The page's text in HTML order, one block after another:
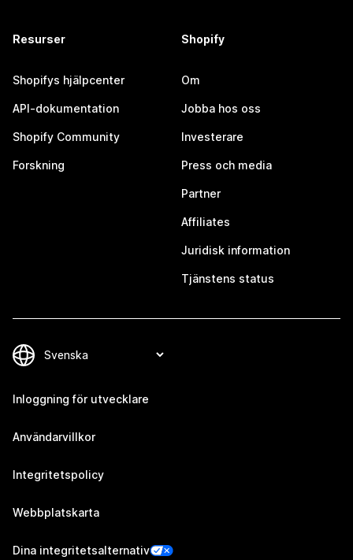
Resurser
Shopifys hjälpcenter
API-dokumentation
Shopify Community
Forskning
Shopify
Om
Jobba hos oss
Investerare
Press och media
Partner
Affiliates
Juridisk information
Tjänstens status
Inloggning för utvecklare
Användarvillkor
Integritetspolicy
Webbplatskarta
Dina integritetsalternativ